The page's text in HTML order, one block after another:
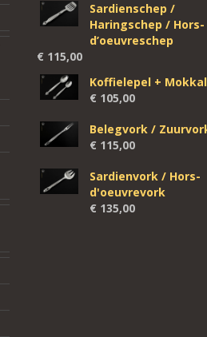
Sardienschep /
Haringschep / Hors-
d’oeuvreschep
€ 115,00
Koffielepel +
€ 105,00
Belegvork /
€ 115,00
Sardienvork / Hors-
d'oeuvrevork
€ 135,00